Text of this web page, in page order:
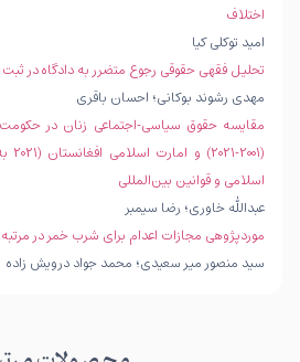
اختلاف
امید توکلی کیا
تحلیل فقهی حقوقی رجوع متضرر به دادگاه در ثبت
مهدی رشوند بوکانی؛ احسان باقری
مقایسه حقوق سیاسی-اجتماعی زنان در
اسلامی و قوانین بین‌المللی
عبدالله خاوری؛ رضا سیمبر
موردپژوهی مجازات اعدام برای شرب خمر در
سید منصور میر سعیدی؛ محمد جواد درویش زاده